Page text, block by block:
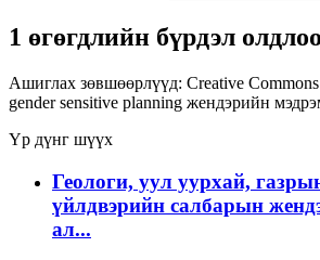
1 өгөгдлийн бүрдэл олдлоо
Ашиглах зөвшөөрлүүд: Creative
gender sensitive planning жендэрийн
Үр дүнг шүүх
Геологи, уул уурхай,
үйлдвэрийн салбарын
ал...